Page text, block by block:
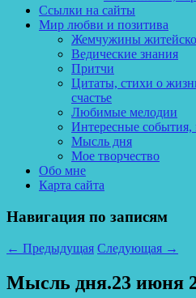
Ссылки на сайты
Мир любви и позитива
Жемчужины
Ведические знания
Притчи
Цитаты, стихи о
счастье
Любимые мелодии
Интересные события,
Мысль дня
Мое творчество
Обо мне
Карта сайта
Навигация по записям
← Предыдущая Следующая →
Мысль дня.23 июня